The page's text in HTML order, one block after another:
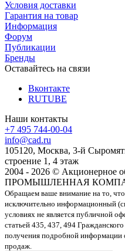
Условия доставки
Гарантия на товар
Информация
Форум
Публикации
Бренды
Оставайтесь на связи
Вконтакте
RUTUBE
Наши контакты
+7 495 744-00-04
info@cad.ru
105120, Москва, 3-й
строение 1, 4 этаж
2004 - 2026 ©
ПРОМЫШЛЕННАЯ
Обращаем ваше внимание на то,
исключительно информационный
условиях не является публичной
статьей 435, 437, 494
получения подробной информации
продаж.